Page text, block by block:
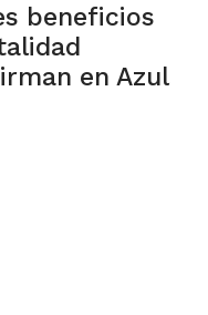
beneficios
en Azul